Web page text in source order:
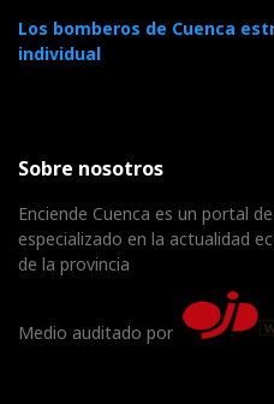
Los bomberos de Cuenca
individual
Sobre nosotros
Enciende Cuenca es un portal
especializado en la actualidad
de la provincia
Medio auditado por